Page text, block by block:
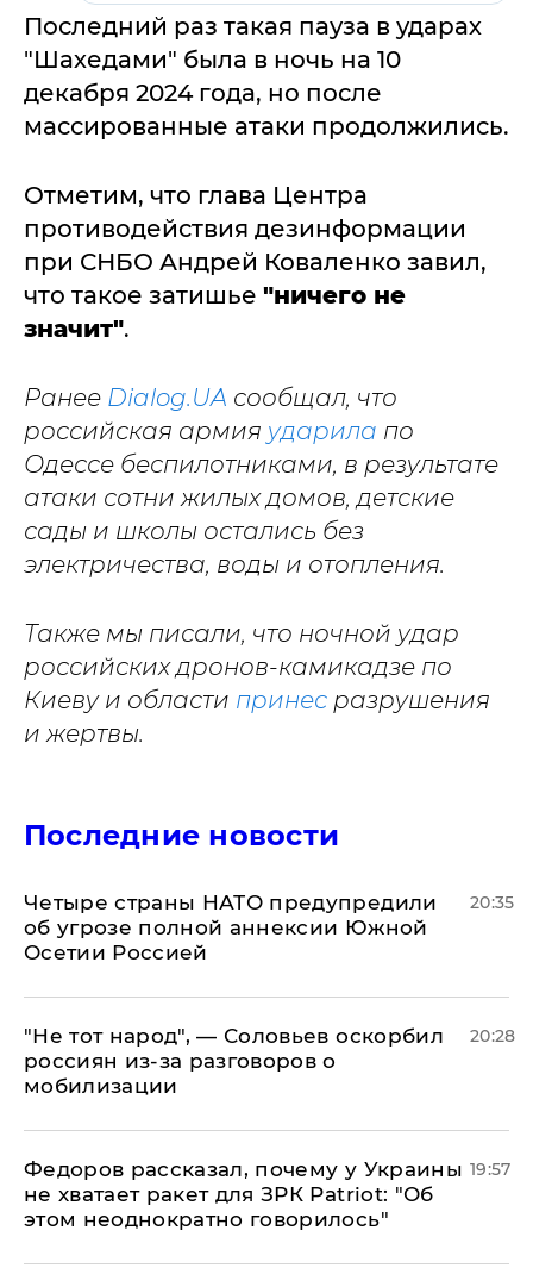
Последний раз такая пауза в ударах
"Шахедами" была в ночь на 10
декабря 2024 года, но после
массированные атаки продолжились.
Отметим, что глава Центра
противодействия дезинформации
при СНБО Андрей Коваленко завил,
что такое затишье "ничего не
значит".
Ранее Dialog.UA сообщал, что
российская армия ударила по
Одессе беспилотниками, в результате
атаки сотни жилых домов, детские
сады и школы остались без
электричества, воды и отопления.
Также мы писали, что ночной удар
российских дронов-камикадзе по
Киеву и области принес разрушения
и жертвы.
Последние новости
Четыре страны НАТО предупредили
об угрозе полной аннексии Южной
Осетии Россией
20:35
​"Не тот народ", — Соловьев оскорбил
россиян из-за разговоров о
мобилизации
20:28
Федоров рассказал, почему у Украины
не хватает ракет для ЗРК Patriot: "Об
этом неоднократно говорилось"
19:57